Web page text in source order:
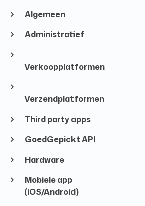
Algemeen
Administratief
Verkoopplatformen
Verzendplatformen
Third party apps
GoedGepickt API
Hardware
Mobiele app
(iOS/Android)